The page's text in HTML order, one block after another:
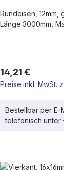
Rundeisen, 12mm,
Länge 3000mm,
Regulärer Preis:
14,21 €
Preise inkl. MwSt.
Bestellbar per E-
telefonisch unter